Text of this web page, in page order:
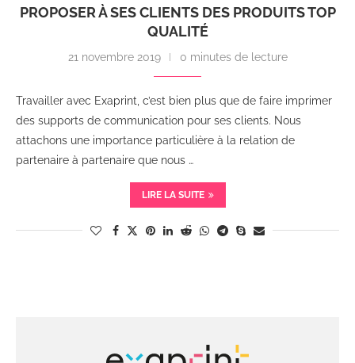
PROPOSER À SES CLIENTS DES PRODUITS TOP
QUALITÉ
21 novembre 2019 0 minutes de lecture
Travailler avec Exaprint, c’est bien plus que de faire imprimer
des supports de communication pour ses clients. Nous
attachons une importance particulière à la relation de
partenaire à partenaire que nous …
LIRE LA SUITE